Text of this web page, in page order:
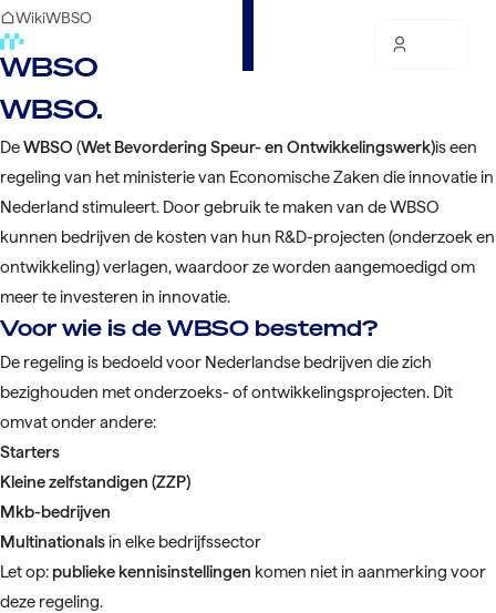
WikiWBSO
WBSO
WBSO.
DeWBSO (Wet Bevordering Speur- en Ontwikkelingswerk)is een
regeling van het ministerie van Economische Zaken die innovatie in
Nederland stimuleert. Door gebruik te maken van de WBSO
kunnen bedrijven de kosten van hun R&D-projecten (onderzoek en
ontwikkeling) verlagen, waardoor ze worden aangemoedigd om
meer te investeren in innovatie.
Voor wie is de WBSO bestemd?
De regeling is bedoeld voor Nederlandse bedrijven die zich
bezighouden met onderzoeks- of ontwikkelingsprojecten. Dit
omvat onder andere:
Starters
Kleine zelfstandigen (ZZP)
Mkb-bedrijven
Multinationalsin elke bedrijfssector
Let op: publieke kennisinstellingen komen niet in aanmerking voor
deze regeling.